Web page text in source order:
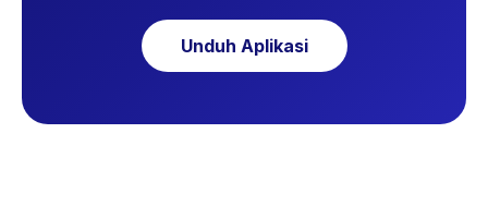
Unduh Aplikasi